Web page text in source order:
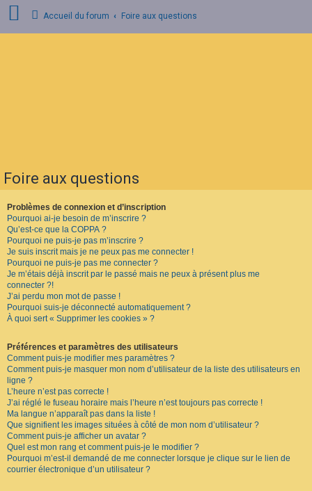
s
c
r
i
p
t
i
o
n
F
Accueil du forum Foire aux questions
Foire aux questions
Problèmes de connexion et d’inscription
Pourquoi ai-je besoin de m’inscrire ?
Qu’est-ce que la COPPA ?
Pourquoi ne puis-je pas m’inscrire ?
Je suis inscrit mais je ne peux pas me connecter !
Pourquoi ne puis-je pas me connecter ?
Je m’étais déjà inscrit par le passé mais ne peux à présent plus me
connecter ?!
J’ai perdu mon mot de passe !
Pourquoi suis-je déconnecté automatiquement ?
À quoi sert « Supprimer les cookies » ?
Préférences et paramètres des utilisateurs
Comment puis-je modifier mes paramètres ?
Comment puis-je masquer mon nom d’utilisateur de la liste des utilisateurs en
ligne ?
L’heure n’est pas correcte !
J’ai réglé le fuseau horaire mais l’heure n’est toujours pas correcte !
Ma langue n’apparaît pas dans la liste !
Que signifient les images situées à côté de mon nom d’utilisateur ?
Comment puis-je afficher un avatar ?
Quel est mon rang et comment puis-je le modifier ?
Pourquoi m’est-il demandé de me connecter lorsque je clique sur le lien de
courrier électronique d’un utilisateur ?